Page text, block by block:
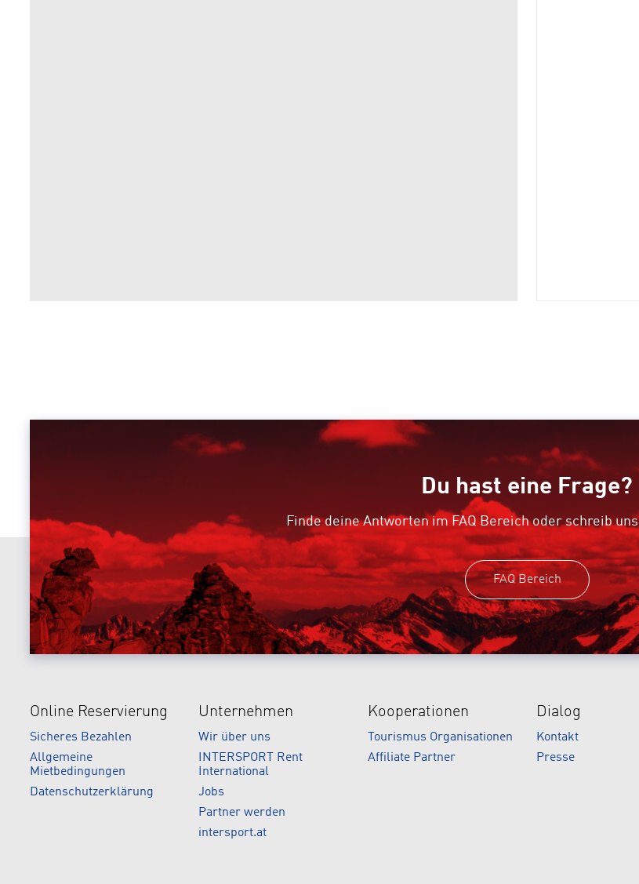
Du hast eine Frage?
Finde deine Antworten im FAQ Bereich oder schreib
FAQ Bereich
Online Reservierung
Sicheres Bezahlen
Allgemeine
Mietbedingungen
Datenschutzerklärung
Unternehmen
Wir über uns
INTERSPORT Rent
International
Jobs
Partner werden
intersport.at
Kooperationen
Tourismus Organisationen
Affiliate Partner
Dialog
Kontakt
Presse